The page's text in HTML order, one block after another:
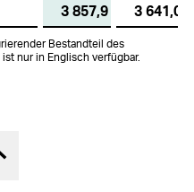
3 857,9 3 641,0
Bestandteil des
nur in Englisch verfügbar.
Nach oben springen